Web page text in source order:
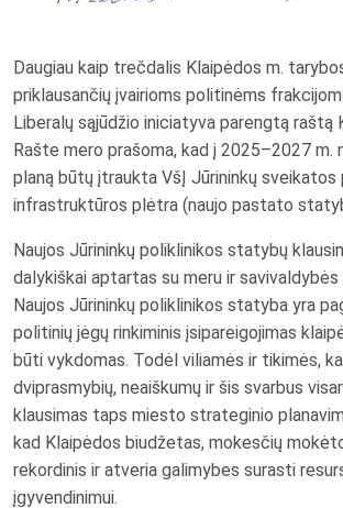
Daugiau kaip trečdalis Klaipėdos m.
priklausančių įvairioms politinėms
Liberalų sąjūdžio iniciatyva parengtą raštą
Rašte mero prašoma, kad į 2025–2027
planą būtų įtraukta VšĮ Jūrininkų
infrastruktūros plėtra (naujo pastato
Naujos Jūrininkų poliklinikos statybų
dalykiškai aptartas su meru ir savivaldybės
Naujos Jūrininkų poliklinikos statyba yra
politinių jėgų rinkiminis įsipareigojimas
būti vykdomas. Todėl viliamės ir tikimės,
dviprasmybių, neaiškumų ir šis svarbus
klausimas taps miesto strateginio
kad Klaipėdos biudžetas, mokesčių
rekordinis ir atveria galimybes surasti
įgyvendinimui.